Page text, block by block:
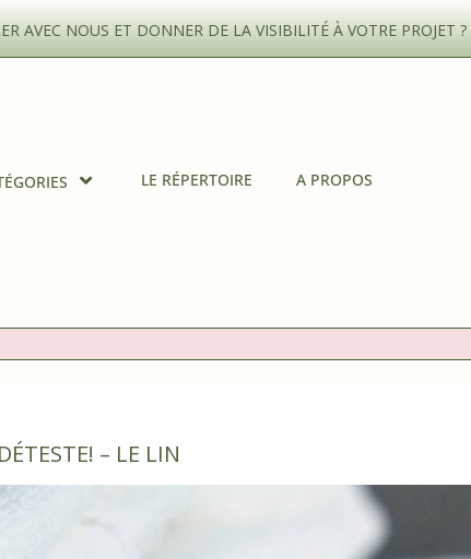
AVEC NOUS ET DONNER DE LA VISIBILITÉ À VOTRE PROJET ?
LE RÉPERTOIRE A PROPOS
– LE LIN